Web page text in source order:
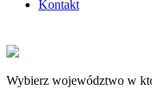
Kontakt
Wybierz województwo w